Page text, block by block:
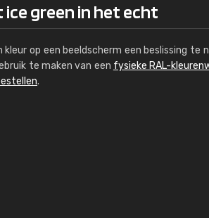
ice green in het echt
kleur op een beeldscherm een beslissing te
te maken van een fysieke RAL-
.